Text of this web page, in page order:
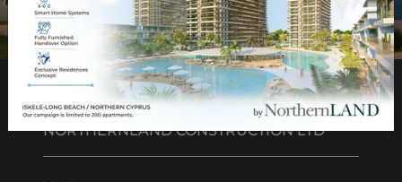
NORTHERNLAND CONSTRUCTION LTD